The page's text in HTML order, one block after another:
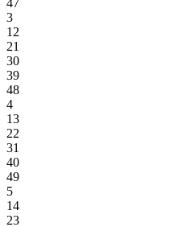
3
12
21
30
39
48
4
13
22
31
40
49
5
14
23